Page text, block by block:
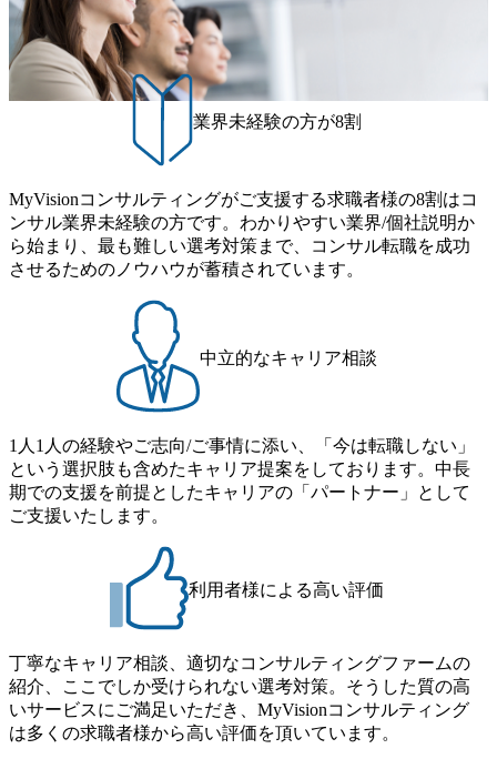
リティ
定、
イン・
化、な
サルテ
企画構
ロセス
援す
グ
当事
ンジニ
画～実
企画構
・企
改革
テーマ
また経
るグル
対象が
り、地
方創生
トを
ら検
ス開
客化に向けた分析、製薬業界
向けの研究及び営業高度化の
分析(MMM等)
業界未経験の方が8割
MyVisionコンサルティングがご支援する求職者様の8割はコ
ンサル業界未経験の方です。わかりやすい業界/個社説明か
ら始まり、最も難しい選考対策まで、コンサル転職を成功
させるためのノウハウが蓄積されています。
中立的なキャリア相談
1人1人の経験やご志向/ご事情に添い、「今は転職しない」
という選択肢も含めたキャリア提案をしております。中長
期での支援を前提としたキャリアの「パートナー」として
ご支援いたします。
利用者様による高い評価
丁寧なキャリア相談、適切なコンサルティングファームの
紹介、ここでしか受けられない選考対策。そうした質の高
いサービスにご満足いただき、MyVisionコンサルティング
は多くの求職者様から高い評価を頂いています。